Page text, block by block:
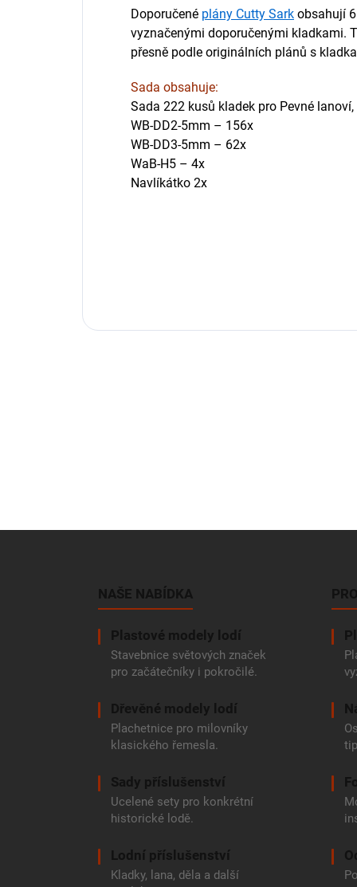
Doporučené plány Cutty Sark obsahují
vyznačenými doporučenými kladkami.
přesně podle originálních plánů s
Sada obsahuje:
Sada 222 kusů kladek pro Pevné
WB-DD2-5mm – 156x
WB-DD3-5mm – 62x
WaB-H5 – 4x
Navlíkátko 2x
NAŠE NABÍDKA
Plastové modely lodí
Stavebnice světových značek
pro začátečníky i pokročilé.
Dřevěné modely lodí
Plachetnice pro milovníky
klasického řemesla.
Sady příslušenství
Ucelené sety pro konkrétní
historické lodě.
Lodní příslušenství
Kladky, lana, děla a další